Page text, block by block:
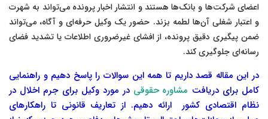
اعضای شرکت‌ها و بانک‌ها هستند و انتشار اخبار پرونده می‌تواند به شهرت
و اعتبار شغلی آن‌ها لطمه بزند. حضور یک وکیل حرفه‌ای و آگاه، می‌تواند
ضمن پیگیری دقیق پرونده، از افشای غیرضروری اطلاعات یا تشدید فضای
رسانه‌ای جلوگیری کند.
در این مقاله قصد داریم تا همه این سوالات را پاسخ دهیم و راهنمایی
کامل برای دریافت مشاوره حقوقی در مورد وکیل برای جرم اخلال در
نظام اقتصادی کشور ارائه دهیم. از تعاریف قانونی تا راهکارهای